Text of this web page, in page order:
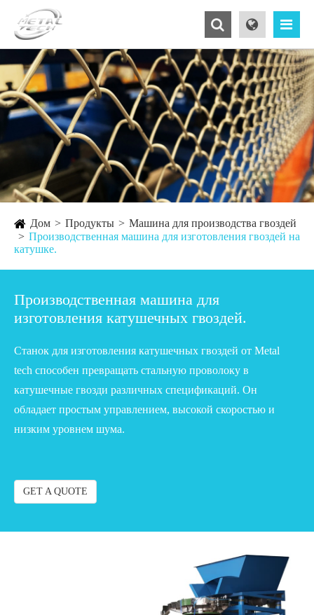
Дом Продукты
Машина для производства гвоздей
Производственная машина для изготовления гвоздей на
катушке.
Производственная машина для
изготовления катушечных гвоздей.
Станок для изготовления катушечных гвоздей от Metal
tech способен превращать стальную проволоку в
катушечные гвозди различных спецификаций. Он
обладает простым управлением, высокой скоростью и
низким уровнем шума.
GET A QUOTE